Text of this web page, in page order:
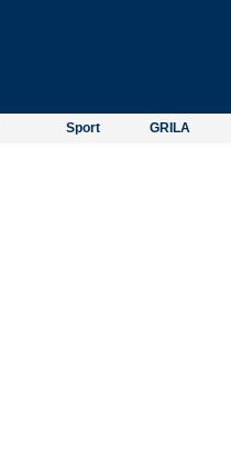
Sport GRILA